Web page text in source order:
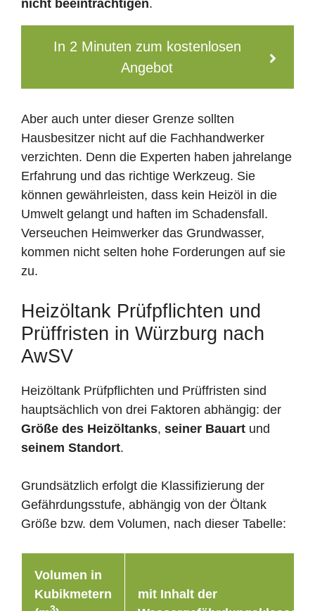
nicht beeinträchtigen.
In 2 Minuten zum kostenlosen
Angebot
Aber auch unter dieser Grenze sollten
Hausbesitzer nicht auf die Fachhandwerker
verzichten. Denn die Experten haben jahrelange
Erfahrung und das richtige Werkzeug. Sie
können gewährleisten, dass kein Heizöl in die
Umwelt gelangt und haften im Schadensfall.
Verseuchen Heimwerker das Grundwasser,
kommen nicht selten hohe Forderungen auf sie
zu.
Heizöltank Prüfpflichten und
Prüffristen in Würzburg nach
AwSV
Heizöltank Prüfpflichten und Prüffristen sind
hauptsächlich von drei Faktoren abhängig: der
Größe des Heizöltanks, seiner Bauart und
seinem Standort.
Grundsätzlich erfolgt die Klassifizierung der
Gefährdungsstufe, abhängig von der Öltank
Größe bzw. dem Volumen, nach dieser Tabelle:
Volumen in
Kubikmetern
mit Inhalt der